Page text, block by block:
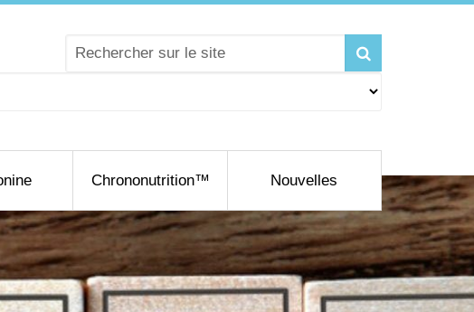
Chrononutrition™ Nouvelles